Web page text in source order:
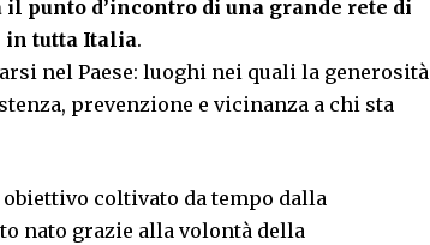
punto d’incontro di una grande rete di
in tutta Italia.
nel Paese: luoghi nei quali la generosità
prevenzione e vicinanza a chi sta
obiettivo coltivato da tempo dalla
nato grazie alla volontà della